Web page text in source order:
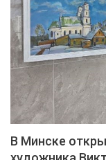
В Минске